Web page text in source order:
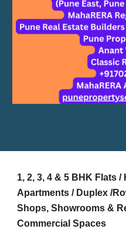
1, 2, 3, 4 & 5 BHK Flats
Apartments / Duplex /
Shops, Showrooms &
Commercial Spaces